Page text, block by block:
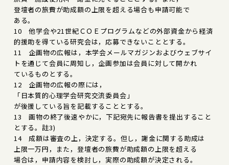
登壇者の旅費が助成額の上限を超える場合も申請可能で
ある。
10 他学会や21世紀ＣＯＥプログラムなどの外部資金から経済
的援助を得ている研究会は，応募できないこととする。
11 企画物の広報は，本学会メールマガジンおよびウェブサイ
トを通じて会員に周知し，企画参加は会員に対して開かれ
ているものとする。
12 企画物の広報の際には，
「日本質的心理学会研究交流委員会」
が後援している旨を記載することとする。
13 画物の終了後速やかに，下記宛先に報告書を提出すること
とする。註3)
14 成額は審査の上，決定する。但し，謝金に関する助成は
上限一万円，また，登壇者の旅費が助成額の上限を超える
場合は，申請内容を検討し，実際の助成額が決定される。